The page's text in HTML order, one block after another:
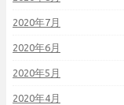
2020年7月
2020年6月
2020年5月
2020年4月